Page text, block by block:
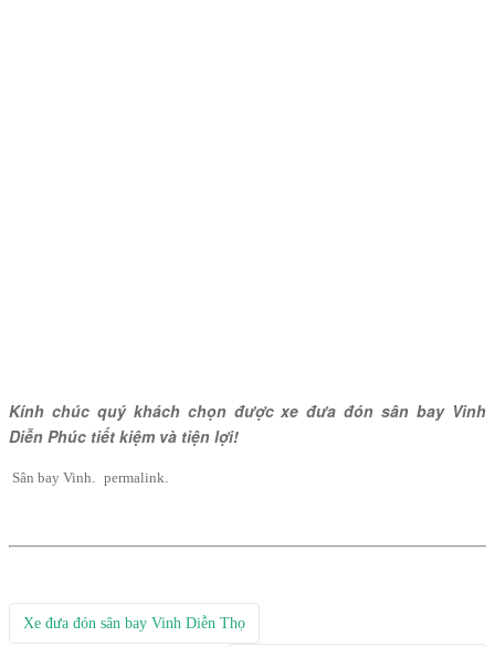
Kính chúc quý khách chọn được xe đưa đón sân bay Vinh
Diễn Phúc tiết kiệm và tiện lợi!
Sân bay Vinh. permalink.
Post
Xe đưa đón sân bay Vinh Diễn Thọ